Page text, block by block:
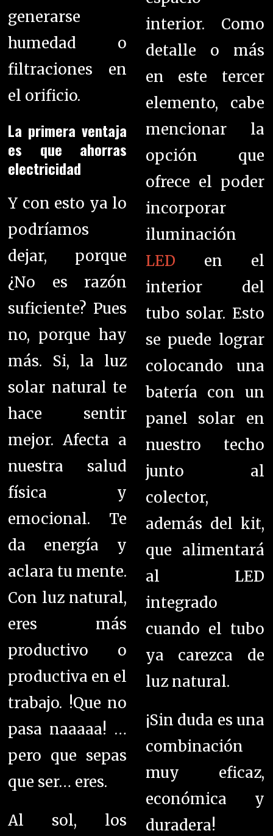
generarse
humedad o
filtraciones en
el orificio.
La primera ventaja
es que ahorras
electricidad
Y con esto ya lo
podríamos
dejar, porque
¿No es razón
suficiente? Pues
no, porque hay
más. Si, la luz
solar natural te
hace sentir
mejor. Afecta a
nuestra salud
física y
emocional. Te
da energía y
aclara tu mente.
Con luz natural,
eres más
productivo o
productiva en el
trabajo. !Que no
pasa naaaaa! …
pero que sepas
que ser… eres.
Al sol, los
interior. Como
detalle o más
en este tercer
elemento, cabe
mencionar la
opción que
ofrece el poder
incorporar
iluminación
LED en el
interior del
tubo solar. Esto
se puede lograr
colocando una
batería con un
panel solar en
nuestro techo
junto al
colector,
además del kit,
que alimentará
al LED
integrado
cuando el tubo
ya carezca de
luz natural.
¡Sin duda es una
combinación
muy eficaz,
económica y
duradera!